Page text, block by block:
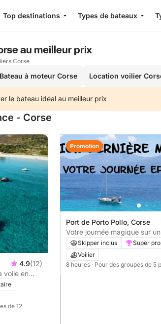
Top destinations Types de bateaux
au meilleur prix
Corse
Bateau à moteur Corse Location voilier
le bateau idéal au meilleur prix
- Corse
4.9(12)
voile en
de 12
Port de Porto Pollo, Corse
Votre journée
Skipper inclus
Super
Voilier
8 heures · Pour des groupes de 5
Promotion